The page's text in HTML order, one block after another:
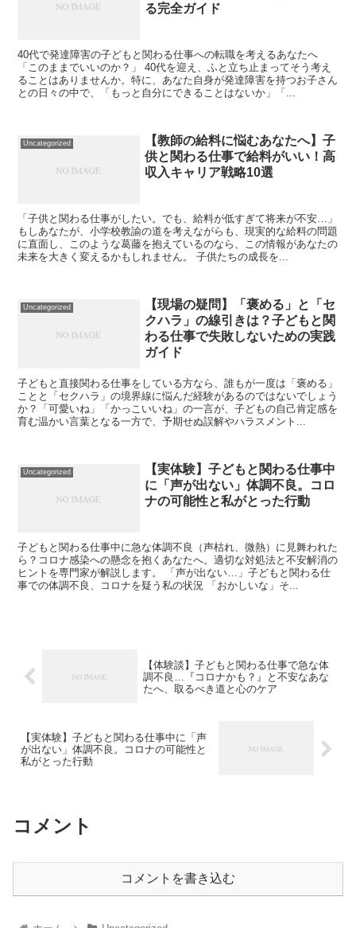
る完全ガイド
40代で発達障害の子どもと関わる仕事への転職を考えるあなたへ
「このままでいいのか？」 40代を迎え、ふと立ち止まってそう考え
ることはありませんか。特に、あなた自身が発達障害を持つお子さん
との日々の中で、「もっと自分にできることはないか」「...
Uncategorized
【教師の給料に悩むあなたへ】子
供と関わる仕事で給料がいい！高
収入キャリア戦略10選
「子供と関わる仕事がしたい。でも、給料が低すぎて将来が不安…」
もしあなたが、小学校教諭の道を考えながらも、現実的な給料の問題
に直面し、このような葛藤を抱えているのなら、この情報があなたの
未来を大きく変えるかもしれません。 子供たちの成長を...
Uncategorized
【現場の疑問】「褒める」と「セ
クハラ」の線引きは？子どもと関
わる仕事で失敗しないための実践
ガイド
子どもと直接関わる仕事をしている方なら、誰もが一度は「褒める」
ことと「セクハラ」の境界線に悩んだ経験があるのではないでしょう
か？「可愛いね」「かっこいいね」の一言が、子どもの自己肯定感を
育む温かい言葉となる一方で、予期せぬ誤解やハラスメント...
Uncategorized
【実体験】子どもと関わる仕事中
に「声が出ない」体調不良。コロ
ナの可能性と私がとった行動
子どもと関わる仕事中に急な体調不良（声枯れ、微熱）に見舞われた
ら？コロナ感染への懸念を抱くあなたへ。適切な対処法と不安解消の
ヒントを専門家が解説します。 「声が出ない…」子どもと関わる仕
事での体調不良、コロナを疑う私の状況 「おかしいな」そ...
【体験談】子どもと関わる仕事で急な体
調不良…『コロナかも？』と不安なあな
たへ、取るべき道と心のケア
【実体験】子どもと関わる仕事中に「声
が出ない」体調不良。コロナの可能性と
私がとった行動
コメント
コメントを書き込む